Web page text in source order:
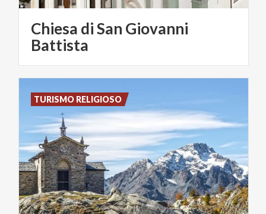
Chiesa di San Giovanni
Battista
TURISMO RELIGIOSO